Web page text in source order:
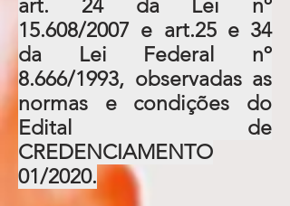
art. 24 da Lei nº
15.608/2007 e art.25 e 34
da Lei Federal nº
8.666/1993, observadas as
normas e condições do
Edital de
CREDENCIAMENTO
01/2020.